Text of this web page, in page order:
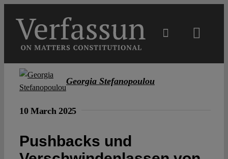
content
Main
Georgia Stefanopoulou
10 March 2025
Pushbacks und